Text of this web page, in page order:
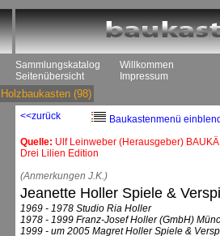
Sammlungskatalog
Seitenübersicht
Willkommen
Impressum
Holzbaukasten (98)
<<zurück
Baukastenmenü
Quelle: Ulf Leinweber (Herausgeber)
Drei Lilien Edition
(Anmerkungen J.K.)
Jeanette Holler Spiele &
1969 - 1978 Studio Ria Holler
1978 - 1999 Franz-Josef Holler (GmbH)
1999 - um 2005 Magret Holler Spiele &